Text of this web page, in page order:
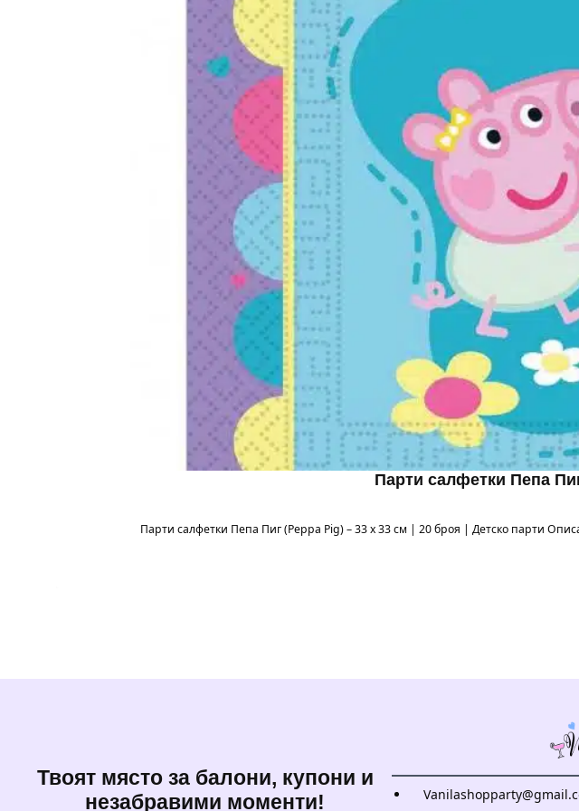
Парти салфетки Пепа
Парти салфетки Пепа Пиг (Peppa Pig) – 33 x 33 см | 20 броя | Детско парти
Твоят място за балони, купони и
незабравими моменти!